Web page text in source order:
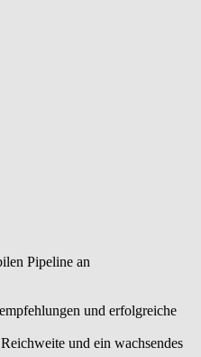
Pipeline an
und erfolgreiche
und ein wachsendes